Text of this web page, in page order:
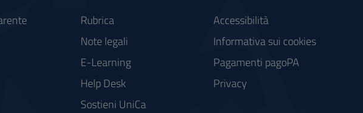
Rubrica
Note legali
E-Learning
Help Desk
Sostieni UniCa
Accessibilità
Informativa sui cookies
Pagamenti pagoPA
Privacy